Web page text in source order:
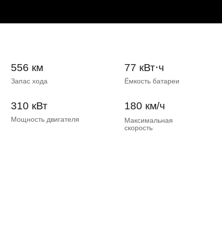
556 км
Запас хода
77 кВт⋅ч
Ёмкость батареи
310 кВт
Мощность двигателя
180 км/ч
Максимальная
скорость